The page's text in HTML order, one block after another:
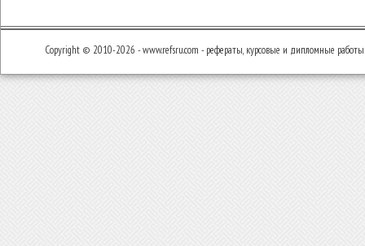
Copyright © 2010-2026 - www.refsru.com - рефераты, курсовые и дипломные работы